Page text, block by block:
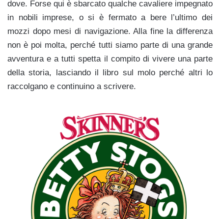
dove. Forse qui è sbarcato qualche cavaliere impegnato
in nobili imprese, o si è fermato a bere l’ultimo dei
mozzi dopo mesi di navigazione. Alla fine la differenza
non è poi molta, perché tutti siamo parte di una grande
avventura e a tutti spetta il compito di vivere una parte
della storia, lasciando il libro sul molo perché altri lo
raccolgano e continuino a scrivere.